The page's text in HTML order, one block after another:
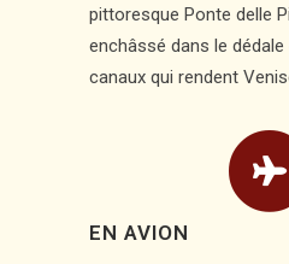
pittoresque Ponte delle
enchâssé dans le
canaux qui rendent
EN AVION